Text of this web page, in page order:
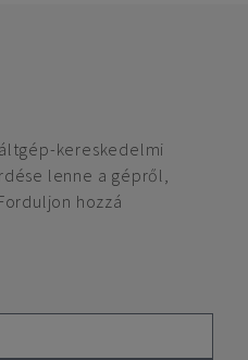
kereskedelmi
lenne a gépről,
hozzá